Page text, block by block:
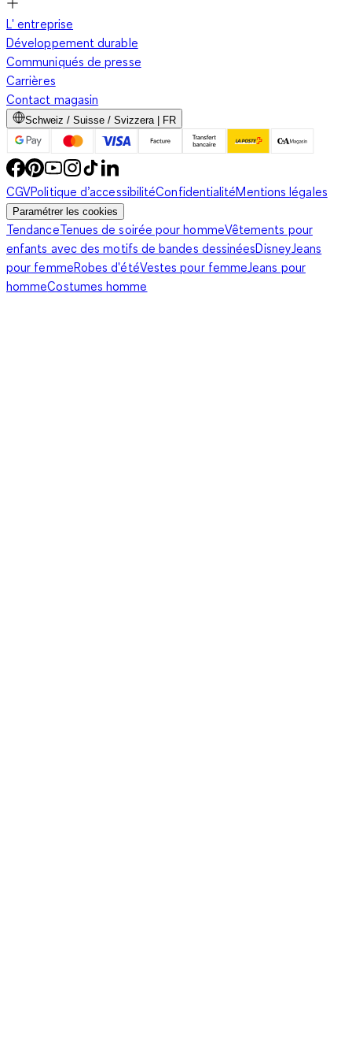
L' entreprise
Développement durable
Communiqués de presse
Carrières
Contact magasin
Schweiz / Suisse / Svizzera | FR
CGVPolitique d’accessibilitéConfidentialitéMentions légales
Paramétrer les cookies
TendanceTenues de soirée pour hommeVêtements pour
enfants avec des motifs de bandes dessinéesDisneyJeans
pour femmeRobes d'étéVestes pour femmeJeans pour
hommeCostumes homme